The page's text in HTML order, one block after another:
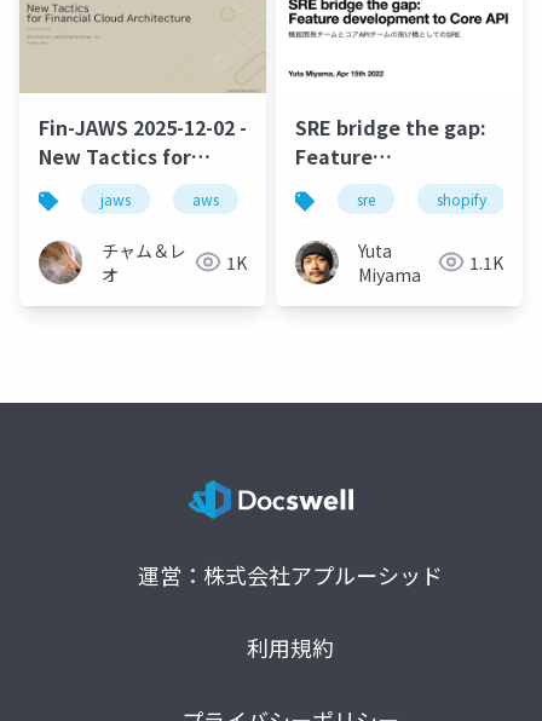
Fin-JAWS 2025-12-02 -
New Tactics for
Finnancial Cloud
Architecture
jaws aws
チャム＆レ
オ
1K
SRE bridge the gap:
Feature
development to Core
API / 機能開発チームと
コアAPIチームの架け橋
としてのSRE
sre shopify
Yuta
Miyama
1.1K
運営：株式会社アプルーシッド
利用規約